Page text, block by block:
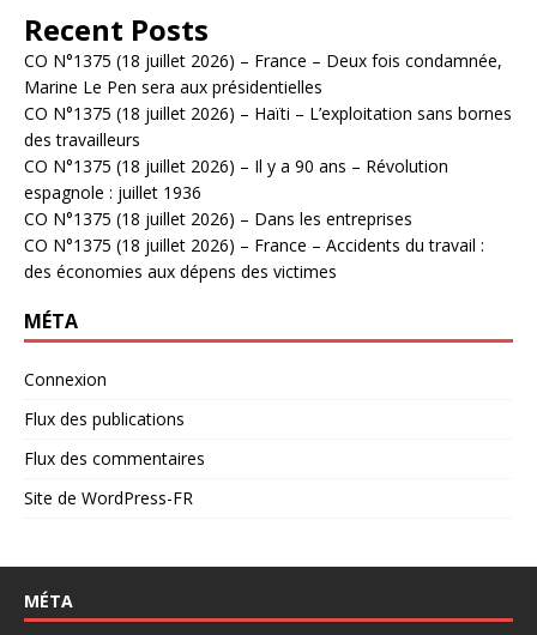
Recent Posts
CO N°1375 (18 juillet 2026) – France – Deux fois condamnée,
Marine Le Pen sera aux présidentielles
CO N°1375 (18 juillet 2026) – Haïti – L’exploitation sans bornes
des travailleurs
CO N°1375 (18 juillet 2026) – Il y a 90 ans – Révolution
espagnole : juillet 1936
CO N°1375 (18 juillet 2026) – Dans les entreprises
CO N°1375 (18 juillet 2026) – France – Accidents du travail :
des économies aux dépens des victimes
MÉTA
Connexion
Flux des publications
Flux des commentaires
Site de WordPress-FR
MÉTA